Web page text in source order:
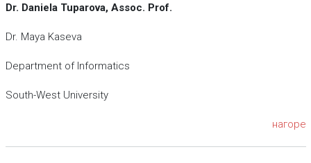
Dr. Daniela Tuparova, Assoc. Prof.
Dr. Maya Kaseva
Department of Informatics
South-West University
нагоре